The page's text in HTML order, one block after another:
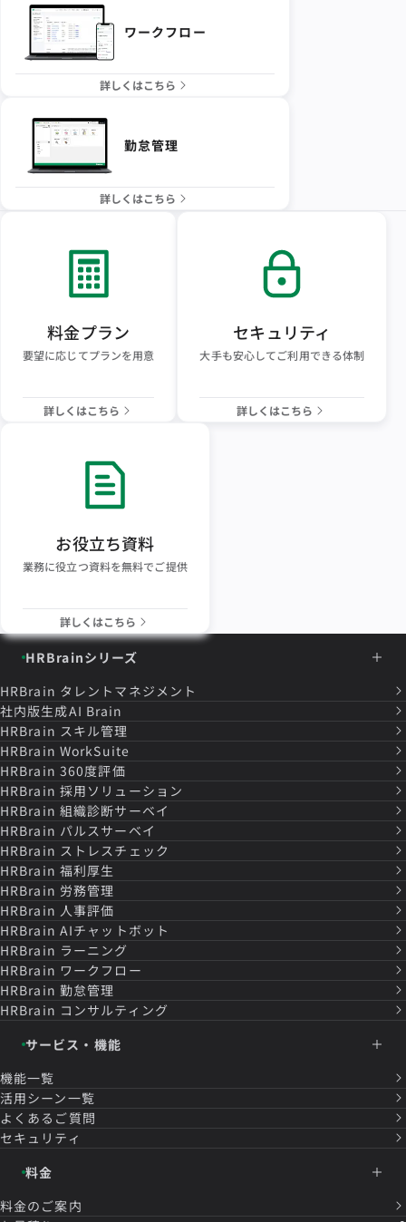
ワークフロー
詳しくはこちら
勤怠管理
詳しくはこちら
料金プラン
要望に応じてプランを用意
詳しくはこちら
セキュリティ
大手も安心してご利用できる体制
詳しくはこちら
お役立ち資料
業務に役立つ資料を無料でご提供
詳しくはこちら
HRBrainシリーズ
HRBrain タレントマネジメント
社内版生成AI Brain
HRBrain スキル管理
HRBrain WorkSuite
HRBrain 360度評価
HRBrain 採用ソリューション
HRBrain 組織診断サーベイ
HRBrain パルスサーベイ
HRBrain ストレスチェック
HRBrain 福利厚生
HRBrain 労務管理
HRBrain 人事評価
HRBrain AIチャットボット
HRBrain ラーニング
HRBrain ワークフロー
HRBrain 勤怠管理
HRBrain コンサルティング
サービス・機能
機能一覧
活用シーン一覧
よくあるご質問
セキュリティ
料金
料金のご案内